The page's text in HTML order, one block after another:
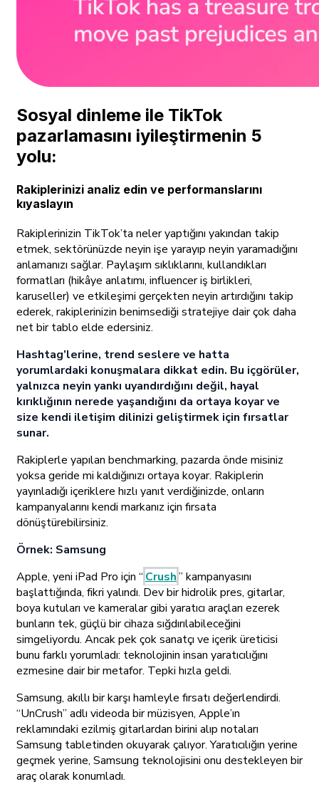
Sosyal dinleme ile TikTok
pazarlamasını iyileştirmenin 5
yolu:
Rakiplerinizi analiz edin ve performanslarını
kıyaslayın
Rakiplerinizin TikTok’ta neler yaptığını yakından takip
etmek, sektörünüzde neyin işe yarayıp neyin yaramadığını
anlamanızı sağlar. Paylaşım sıklıklarını, kullandıkları
formatları (hikâye anlatımı, influencer iş birlikleri,
karuseller) ve etkileşimi gerçekten neyin artırdığını takip
ederek, rakiplerinizin benimsediği stratejiye dair çok daha
net bir tablo elde edersiniz.
Hashtag’lerine, trend seslere ve hatta
yorumlardaki konuşmalara dikkat edin. Bu içgörüler,
yalnızca neyin yankı uyandırdığını değil, hayal
kırıklığının nerede yaşandığını da ortaya koyar ve
size kendi iletişim dilinizi geliştirmek için fırsatlar
sunar.
Rakiplerle yapılan benchmarking, pazarda önde misiniz
yoksa geride mi kaldığınızı ortaya koyar. Rakiplerin
yayınladığı içeriklere hızlı yanıt verdiğinizde, onların
kampanyalarını kendi markanız için fırsata
dönüştürebilirsiniz.
Örnek: Samsung
Apple, yeni iPad Pro için “ Crush” kampanyasını
başlattığında, fikri yalındı. Dev bir hidrolik pres, gitarlar,
boya kutuları ve kameralar gibi yaratıcı araçları ezerek
bunların tek, güçlü bir cihaza sığdırılabileceğini
simgeliyordu. Ancak pek çok sanatçı ve içerik üreticisi
bunu farklı yorumladı: teknolojinin insan yaratıcılığını
ezmesine dair bir metafor. Tepki hızla geldi.
Samsung, akıllı bir karşı hamleyle fırsatı değerlendirdi.
“UnCrush” adlı videoda bir müzisyen, Apple’ın
reklamındaki ezilmiş gitarlardan birini alıp notaları
Samsung tabletinden okuyarak çalıyor. Yaratıcılığın yerine
geçmek yerine, Samsung teknolojisini onu destekleyen bir
araç olarak konumladı.